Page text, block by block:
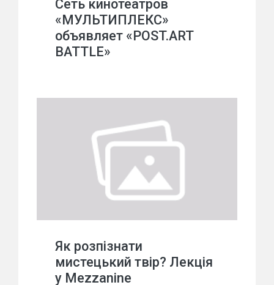
Сеть кинотеатров
«МУЛЬТИПЛЕКС»
объявляет «POST.ART
BATTLE»
Як розпізнати
мистецький твір? Лекція
у Mezzanine